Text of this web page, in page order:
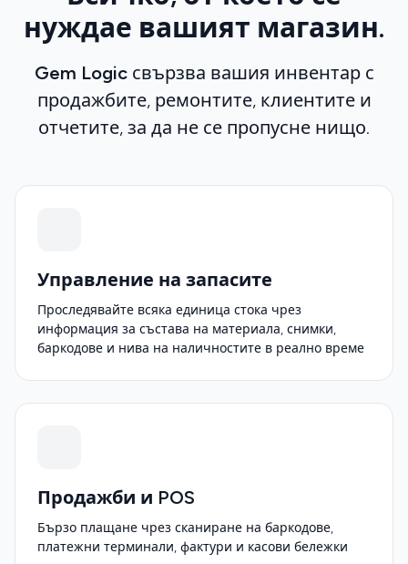
нуждае вашият магазин.
Gem Logic свързва вашия инвентар с
продажбите, ремонтите, клиентите и
отчетите, за да не се пропусне нищо.
Управление на запасите
Проследявайте всяка единица стока чрез
информация за състава на материала, снимки,
баркодове и нива на наличностите в реално време
Продажби и POS
Бързо плащане чрез сканиране на баркодове,
платежни терминали, фактури и касови бележки